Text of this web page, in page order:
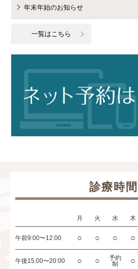
年末年始のお知らせ
一覧はこちら
診療時間
月 火 水 木
午前9:00〜12:00 ○ ○ ○ ○
午後15:00〜20:00 ○ ○
予約
制
○